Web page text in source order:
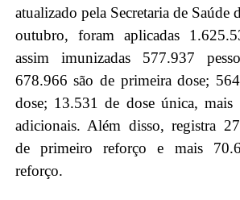
atualizado pela Secretaria de Saúde
outubro, foram aplicadas
assim imunizadas 577.937
678.966 são de primeira dose;
dose; 13.531 de dose única, mais
adicionais. Além disso, registra
de primeiro reforço e mais
reforço.